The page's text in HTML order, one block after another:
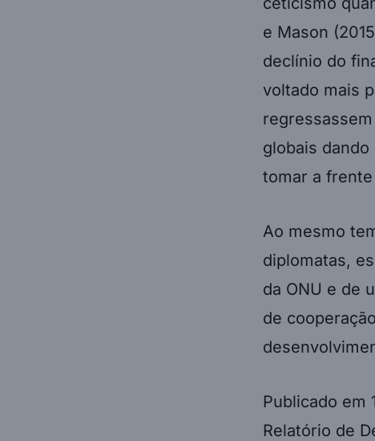
e Mason
declínio do
voltado mais
globais
tomar a
Ao mesmo
diplomatas,
da ONU e de
de
Publicado em
Relatório de